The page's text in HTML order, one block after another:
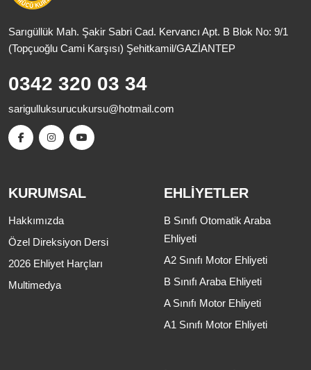
Sarıgüllük Mah. Şakir Sabri Cad. Kervancı Apt. B Blok No: 9/1
(Topçuoğlu Cami Karşısı) Şehitkamil/GAZİANTEP
0342 320 03 34
sarigulluksurucukursu@hotmail.com
KURUMSAL
Hakkımızda
Özel Direksiyon Dersi
2026 Ehliyet Harçları
Multimedya
EHLIYETLER
B Sınıfı Otomatik Araba
Ehliyeti
A2 Sınıfı Motor Ehliyeti
B Sınıfı Araba Ehliyeti
A Sınıfı Motor Ehliyeti
A1 Sınıfı Motor Ehliyeti